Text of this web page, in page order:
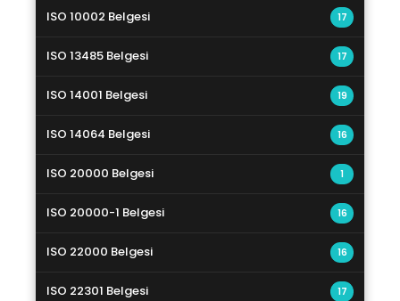
ISO 10002 Belgesi 17
ISO 13485 Belgesi 17
ISO 14001 Belgesi 19
ISO 14064 Belgesi 16
ISO 20000 Belgesi 1
ISO 20000-1 Belgesi 16
ISO 22000 Belgesi 16
ISO 22301 Belgesi 17